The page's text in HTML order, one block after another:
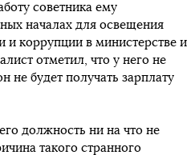
советника ему
началах для освещения
и коррупции в министерстве и
отметил, что у него не
не будет получать зарплату
должность ни на что не
такого странного